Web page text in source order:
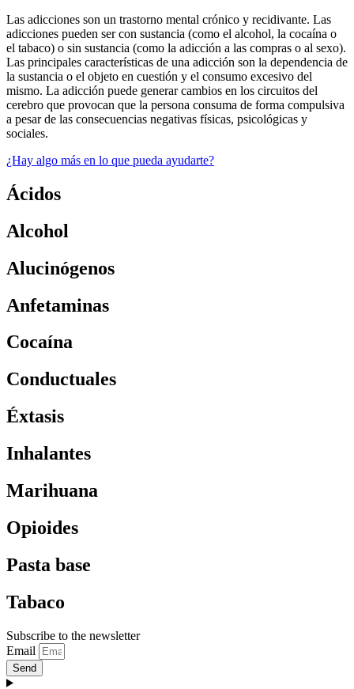
Las adicciones son un trastorno mental crónico y recidivante. Las
adicciones pueden ser con sustancia (como el alcohol, la cocaína o
el tabaco) o sin sustancia (como la adicción a las compras o al sexo).
Las principales características de una adicción son la dependencia de
la sustancia o el objeto en cuestión y el consumo excesivo del
mismo. La adicción puede generar cambios en los circuitos del
cerebro que provocan que la persona consuma de forma compulsiva
a pesar de las consecuencias negativas físicas, psicológicas y
sociales.
¿Hay algo más en lo que pueda ayudarte?
Ácidos
Alcohol
Alucinógenos
Anfetaminas
Cocaína
Conductuales
Éxtasis
Inhalantes
Marihuana
Opioides
Pasta base
Tabaco
Subscribe to the newsletter
Email
Send